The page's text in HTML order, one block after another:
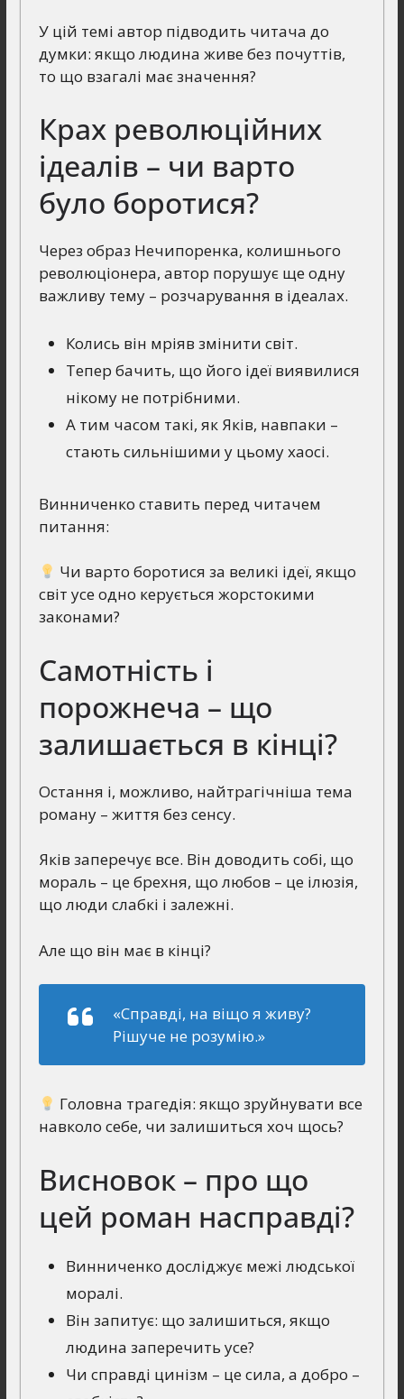
У цій темі автор підводить читача до
думки: якщо людина живе без почуттів,
то що взагалі має значення?
Крах революційних
ідеалів – чи варто
було боротися?
Через образ Нечипоренка, колишнього
революціонера, автор порушує ще одну
важливу тему – розчарування в ідеалах.
Колись він мріяв змінити світ.
Тепер бачить, що його ідеї виявилися
нікому не потрібними.
А тим часом такі, як Яків, навпаки –
стають сильнішими у цьому хаосі.
Винниченко ставить перед читачем
питання:
Чи варто боротися за великі ідеї, якщо
світ усе одно керується жорстокими
законами?
Самотність і
порожнеча – що
залишається в кінці?
Остання і, можливо, найтрагічніша тема
роману – життя без сенсу.
Яків заперечує все. Він доводить собі, що
мораль – це брехня, що любов – це ілюзія,
що люди слабкі і залежні.
Але що він має в кінці?
«Справді, на віщо я живу?
Рішуче не розумію.»
Головна трагедія: якщо зруйнувати все
навколо себе, чи залишиться хоч щось?
Висновок – про що
цей роман насправді?
Винниченко досліджує межі людської
моралі.
Він запитує: що залишиться, якщо
людина заперечить усе?
Чи справді цинізм – це сила, а добро –